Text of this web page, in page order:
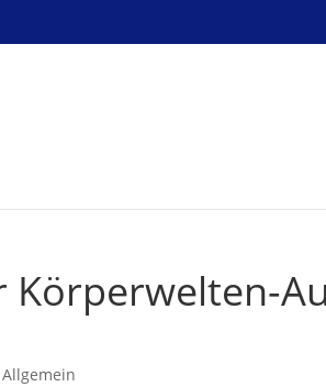
Körperwelten-
Allgemein